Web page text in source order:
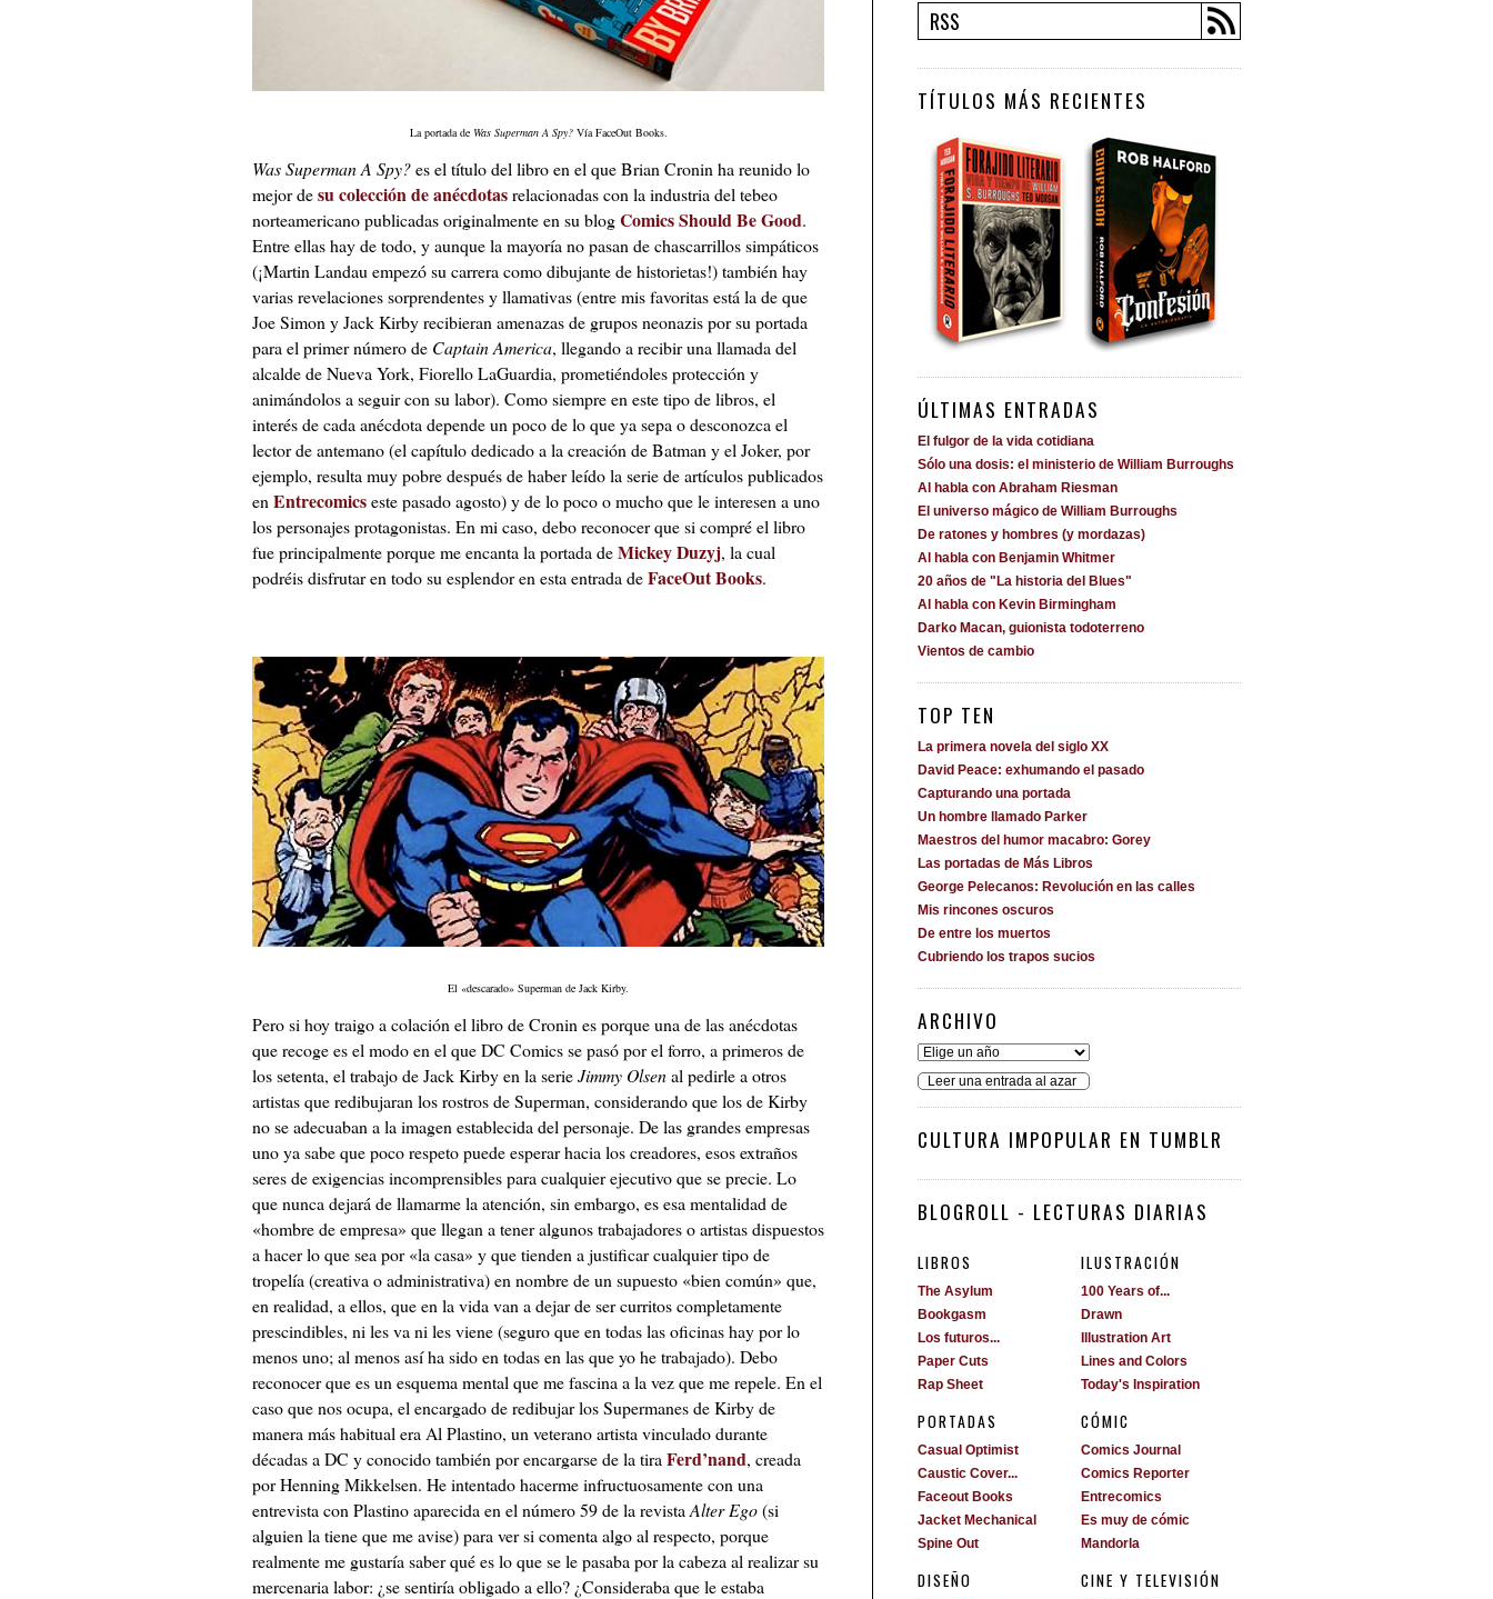
La portada de Was Superman A Spy?Vía FaceOut Books.
Was Superman A Spy?es el título del libro en el que Brian Cronin ha reunido lo
mejor desu colección de anécdotasrelacionadas con la industria del tebeo
norteamericano publicadas originalmente en su blogComics Should Be Good.
Entre ellas hay de todo, y aunque la mayoría no pasan de chascarrillos simpáticos
(¡Martin Landau empezó su carrera como dibujante de historietas!) también hay
varias revelaciones sorprendentes y llamativas (entre mis favoritas está la de que
Joe Simon y Jack Kirby recibieran amenazas de grupos neonazis por su portada
para el primer número de Captain America, llegando a recibir una llamada del
alcalde de Nueva York, Fiorello LaGuardia, prometiéndoles protección y
animándolos a seguir con su labor). Como siempre en este tipo de libros, el
interés de cada anécdota depende un poco de lo que ya sepa o desconozca el
lector de antemano (el capítulo dedicado a la creación de Batman y el Joker, por
ejemplo, resulta muy pobre después de haber leído la serie de artículos publicados
en Entrecomicseste pasado agosto) y de lo poco o mucho que le interesen a uno
los personajes protagonistas. En mi caso, debo reconocer que si compré el libro
fue principalmente porque me encanta la portada deMickey Duzyj, la cual
podréis disfrutar en todo su esplendor en esta entrada deFaceOut Books.
El «descarado» Superman de Jack Kirby.
Pero si hoy traigo a colación el libro de Cronin es porque una de las anécdotas
que recoge es el modo en el que DC Comics se pasó por el forro, a primeros de
los setenta, el trabajo de Jack Kirby en la serieJimmy Olsenal pedirle a otros
artistas que redibujaran los rostros de Superman, considerando que los de Kirby
no se adecuaban a la imagen establecida del personaje. De las grandes empresas
uno ya sabe que poco respeto puede esperar hacia los creadores, esos extraños
seres de exigencias incomprensibles para cualquier ejecutivo que se precie. Lo
que nunca dejará de llamarme la atención, sin embargo, es esa mentalidad de
«hombre de empresa» que llegan a tener algunos trabajadores o artistas dispuestos
a hacer lo que sea por «la casa» y que tienden a justificar cualquier tipo de
tropelía (creativa o administrativa) en nombre de un supuesto «bien común» que,
en realidad, a ellos, que en la vida van a dejar de ser curritos completamente
prescindibles, ni les va ni les viene (seguro que en todas las oficinas hay por lo
menos uno; al menos así ha sido en todas en las que yo he trabajado). Debo
reconocer que es un esquema mental que me fascina a la vez que me repele. En el
caso que nos ocupa, el encargado de redibujar los Supermanes de Kirby de
manera más habitual era Al Plastino, un veterano artista vinculado durante
décadas a DC y conocido también por encargarse de la tira Ferd’nand, creada
por Henning Mikkelsen. He intentado hacerme infructuosamente con una
entrevista con Plastino aparecida en el número 59 de la revista Alter Ego(si
alguien la tiene que me avise) para ver si comenta algo al respecto, porque
realmente me gustaría saber qué es lo que se le pasaba por la cabeza al realizar su
mercenaria labor: ¿se sentiría obligado a ello? ¿Consideraba que le estaba
RSS
TÍTULOS MÁS RECIENTES
ÚLTIMAS ENTRADAS
El fulgor de la vida cotidiana
Sólo una dosis: el ministerio de William Burroughs
Al habla con Abraham Riesman
El universo mágico de William Burroughs
De ratones y hombres (y mordazas)
Al habla con Benjamin Whitmer
20 años de "La historia del Blues"
Al habla con Kevin Birmingham
Darko Macan, guionista todoterreno
Vientos de cambio
TOP TEN
La primera novela del siglo XX
David Peace: exhumando el pasado
Capturando una portada
Un hombre llamado Parker
Maestros del humor macabro: Gorey
Las portadas de Más Libros
George Pelecanos: Revolución en las calles
Mis rincones oscuros
De entre los muertos
Cubriendo los trapos sucios
ARCHIVO
Leer una entrada al azar
CULTURA IMPOPULAR EN TUMBLR
BLOGROLL - LECTURAS DIARIAS
LIBROS
The Asylum
Bookgasm
Los futuros...
Paper Cuts
Rap Sheet
PORTADAS
Casual Optimist
Caustic Cover...
Faceout Books
Jacket Mechanical
Spine Out
DISEÑO
ILUSTRACIÓN
100 Years of...
Drawn
Illustration Art
Lines and Colors
Today's Inspiration
CÓMIC
Comics Journal
Comics Reporter
Entrecomics
Es muy de cómic
Mandorla
CINE Y TELEVISIÓN